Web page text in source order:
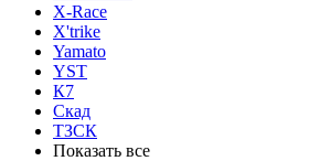
X-Race
X'trike
Yamato
YST
К7
Скад
ТЗСК
Показать все